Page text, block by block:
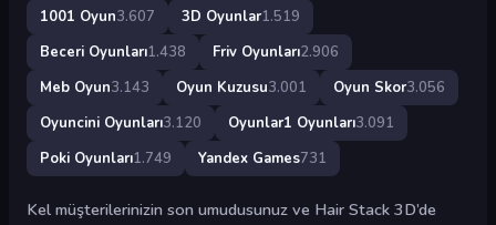
1001 Oyun3.607 3D Oyunlar1.519
Beceri Oyunları1.438 Friv Oyunları2.906
Meb Oyun3.143 Oyun Kuzusu3.001 Oyun Skor3.056
Oyuncini Oyunları3.120 Oyunlar1 Oyunları3.091
Poki Oyunları1.749 Yandex Games731
Kel müşterilerinizin son umudusunuz ve Hair Stack 3D’de